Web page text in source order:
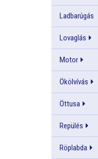
Ladbarúgás
Lovaglás
Motor
Ökölvívás
Öttusa
Repülés
Röplabda